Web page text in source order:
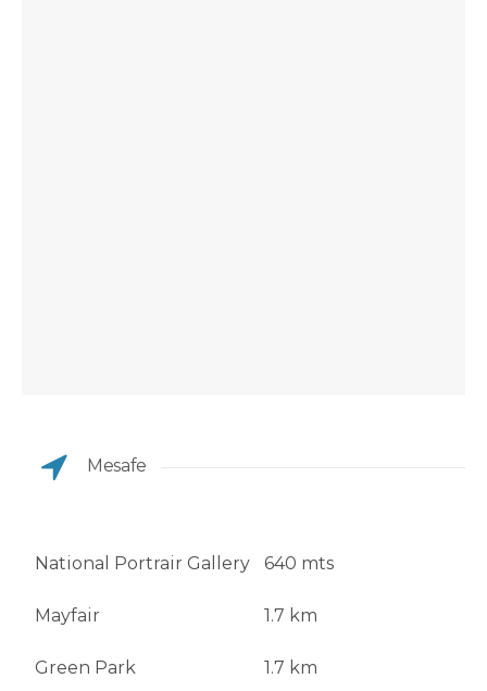
Mesafe
National Portrair Gallery 640 mts
Mayfair 1.7 km
Green Park 1.7 km